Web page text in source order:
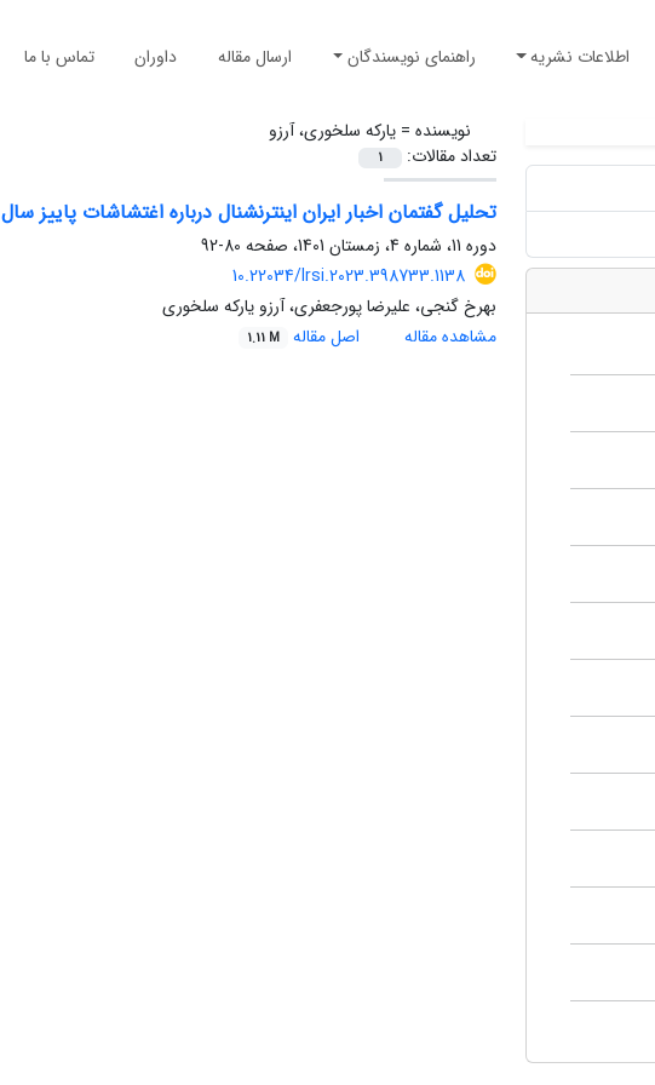
اطلاعات نشریه راهنمای نویسندگان ارسال مقاله داوران تماس با ما
نویسنده =یارکه سلخوری، آرزو
تعداد مقالات:
1
تحلیل گفتمان اخبار ایران اینترنشنال درباره اغتشاشات پاییز سال 1401
دوره 11، شماره 4، زمستان 1401، صفحه
80-92
10.22034/lrsi.2023.398733.1138
بهرخ گنجی، علیرضا پورجعفری، آرزو یارکه سلخوری
مشاهده مقاله
اصل مقاله 1.11 M